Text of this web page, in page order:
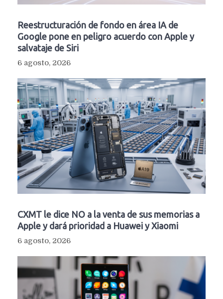
Reestructuración de fondo en área IA de
Google pone en peligro acuerdo con Apple y
salvataje de Siri
6 agosto, 2026
CXMT le dice NO a la venta de sus memorias a
Apple y dará prioridad a Huawei y Xiaomi
6 agosto, 2026